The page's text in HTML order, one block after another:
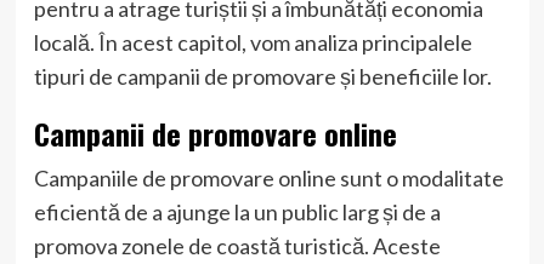
pentru a atrage turiștii și a îmbunătăți economia
locală. În acest capitol, vom analiza principalele
tipuri de campanii de promovare și beneficiile lor.
Campanii de promovare online
Campaniile de promovare online sunt o modalitate
eficientă de a ajunge la un public larg și de a
promova zonele de coastă turistică. Aceste